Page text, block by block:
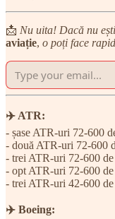
📩 Nu uita! Dacă nu
aviație, o poți face
✈️ ATR:
- șase ATR-uri 72-600
- două ATR-uri 72-600
- trei ATR-uri 72-600
- opt ATR-uri 72-600
- trei ATR-uri 42-600
✈️ Boeing: